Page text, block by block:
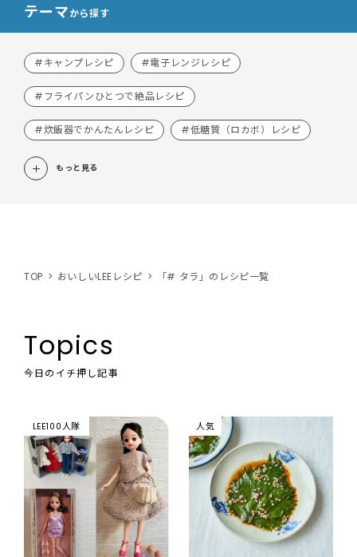
テーマから探す
#キャンプレシピ #電子レンジレシピ
#フライパンひとつで絶品レシピ
#炊飯器でかんたんレシピ #低糖質（ロカボ）レシピ
もっと見る
TOP おいしいLEEレシピ 「# タラ」のレシピ一覧
Topics
今日のイチ押し記事
LEE100人隊 人気